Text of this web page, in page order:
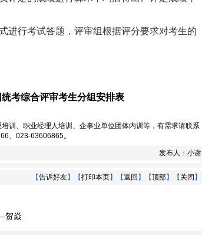
进行考试答题，评审组根据评分要求对考生的
统考综合评审考生分组安排表
训 、 职业经理人培训 、 企事业单位团体内训 等，有需求请联系
、023-63606865。
发布人： 小谢
【告诉好友】【打印本页】【返回 】【顶部】【 关闭 】
贺焱